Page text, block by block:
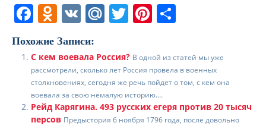
F
c
e
b
o
O
d
n
o
kl
a
V M
l.
R
u
T
itt
er
Pi
er
e
st
п
р
а
в
Похожие Записи:
С кем воевала Россия? В одной из статей мы уже
рассмотрели, сколько лет Россия провела в военных
столкновениях, сегодня же речь пойдет о том, с кем она
воевала за свою немалую историю....
Рейд Карягина. 493 русских егеря против 20 тысяч
персов Предыстория 6 ноября 1796 года, после довольно